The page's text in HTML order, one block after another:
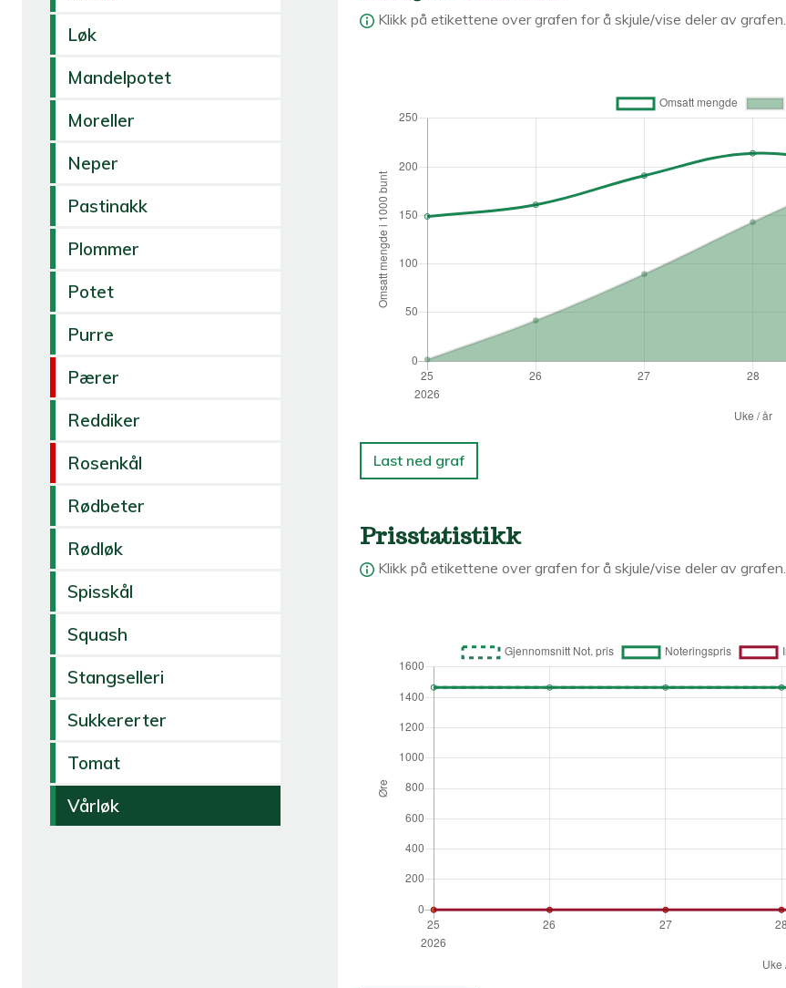
Løk
Mandelpotet
Moreller
Neper
Pastinakk
Plommer
Potet
Purre
Pærer
Reddiker
Rosenkål
Rødbeter
Rødløk
Spisskål
Squash
Stangselleri
Sukkererter
Tomat
Vårløk
Klikk på etikettene over grafen for å skjule/vise deler av grafen.
Last ned graf
Prisstatistikk
Klikk på etikettene over grafen for å skjule/vise deler av grafen.